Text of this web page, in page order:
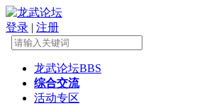
登录 | 注册
龙武论坛BBS
综合交流
活动专区